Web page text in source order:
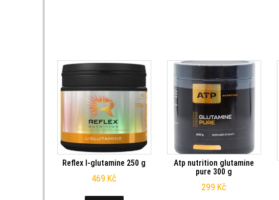
Reflex l-glutamine 250 g
469 Kč
Atp nutrition glutamine
pure 300 g
299 Kč